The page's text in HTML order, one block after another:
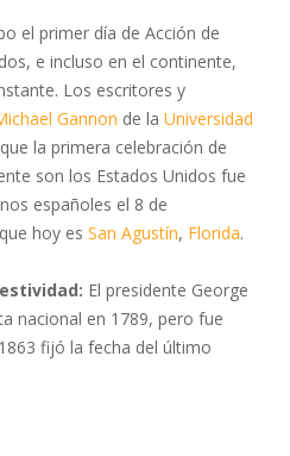
el primer día de Acción de
e incluso en el continente,
Los escritores y
Gannon de la Universidad
la primera celebración de
son los Estados Unidos fue
españoles el 8 de
hoy es San Agustín, Florida.
El presidente George
nacional en 1789, pero fue
fijó la fecha del último